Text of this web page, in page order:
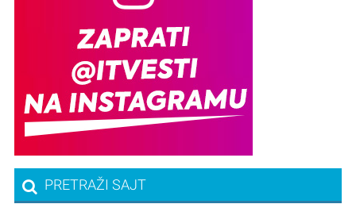
PRETRAŽI SAJT